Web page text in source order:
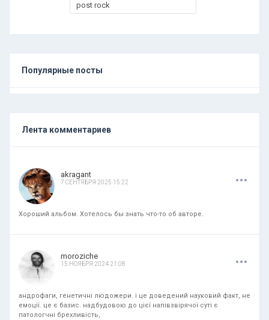
post rock
Популярные посты
Лента комментариев
akragant
7 СЕНТЯБРЯ 2025 15:22 ...
Хороший альбом. Хотелось бы знать что-то об авторе.
moroziche
15 НОЯБРЯ 2024 21:08 ...
андрофаги, генетичні людожери. і це доведений науковий факт, не
емоції. це є базис. надбудовою до цієї напівзвірячої суті є
патологчні брехливість,